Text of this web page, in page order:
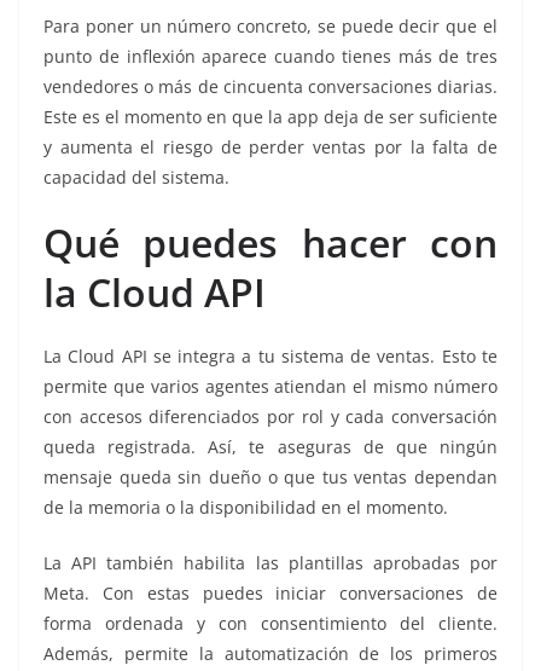
Para poner un número concreto, se puede decir que el
punto de inflexión aparece cuando tienes más de tres
vendedores o más de cincuenta conversaciones diarias.
Este es el momento en que la app deja de ser suficiente
y aumenta el riesgo de perder ventas por la falta de
capacidad del sistema.
Qué puedes hacer con
la Cloud API
La Cloud API se integra a tu sistema de ventas. Esto te
permite que varios agentes atiendan el mismo número
con accesos diferenciados por rol y cada conversación
queda registrada. Así, te aseguras de que ningún
mensaje queda sin dueño o que tus ventas dependan
de la memoria o la disponibilidad en el momento.
La API también habilita las plantillas aprobadas por
Meta. Con estas puedes iniciar conversaciones de
forma ordenada y con consentimiento del cliente.
Además, permite la automatización de los primeros